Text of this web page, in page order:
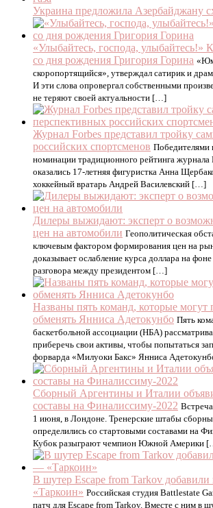
Украина предложила Азербайджану
«Улыбайтесь, господа, улыбайтесь!»
со дня рождения Григория Горина
скоропортящийся», утверждал сатирик и
И эти слова опровергал собственными
не теряют своей актуальности […]
Журнал Forbes представил тройку
российских спортсменов Победителями
номинации традиционного рейтинга журнала
оказались 17-летняя фигуристка Анна
хоккейный вратарь Андрей Василевский […]
Дилеры выжидают: эксперт о
цен на автомобили Геополитическая
ключевым фактором формирования цен на
доказывает ослабление курса доллара на
разговора между президентом […]
Названы пять команд, которые могут
обменять Янниса Адетокунбо Пять
баскетбольной ассоциации (НБА)
приберечь свои активы, чтобы попытаться
форварда «Милуоки Бакс» Янниса
Сборный Аргентины и Италии
составы на Финалиссиму-2022
1 июня, в Лондоне. Тренерские штабы
определились со стартовыми составами на
Кубок разыграют чемпион Южной Америки
В шутер Escape from Tarkov
«Таркоин» Российская студия Battlestate
патч для Escape from Tarkov. Вместе с ним в